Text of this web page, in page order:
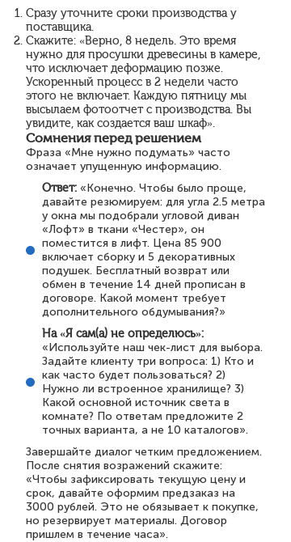
Сразу уточните сроки производства у
поставщика.
Скажите: «Верно, 8 недель. Это время
нужно для просушки древесины в камере,
что исключает деформацию позже.
Ускоренный процесс в 2 недели часто
этого не включает. Каждую пятницу мы
высылаем фотоотчет с производства. Вы
увидите, как создается ваш шкаф».
Сомнения перед решением
Фраза «Мне нужно подумать» часто
означает упущенную информацию.
Ответ: «Конечно. Чтобы было проще,
давайте резюмируем: для угла 2.5 метра
у окна мы подобрали угловой диван
«Лофт» в ткани «Честер», он
поместится в лифт. Цена 85 900
включает сборку и 5 декоративных
подушек. Бесплатный возврат или
обмен в течение 14 дней прописан в
договоре. Какой момент требует
дополнительного обдумывания?»
На «Я сам(а) не определюсь»:
«Используйте наш чек-лист для выбора.
Задайте клиенту три вопроса: 1) Кто и
как часто будет пользоваться? 2)
Нужно ли встроенное хранилище? 3)
Какой основной источник света в
комнате? По ответам предложите 2
точных варианта, а не 10 каталогов».
Завершайте диалог четким предложением.
После снятия возражений скажите:
«Чтобы зафиксировать текущую цену и
срок, давайте оформим предзаказ на
3000 рублей. Это не обязывает к покупке,
но резервирует материалы. Договор
пришлем в течение часа».